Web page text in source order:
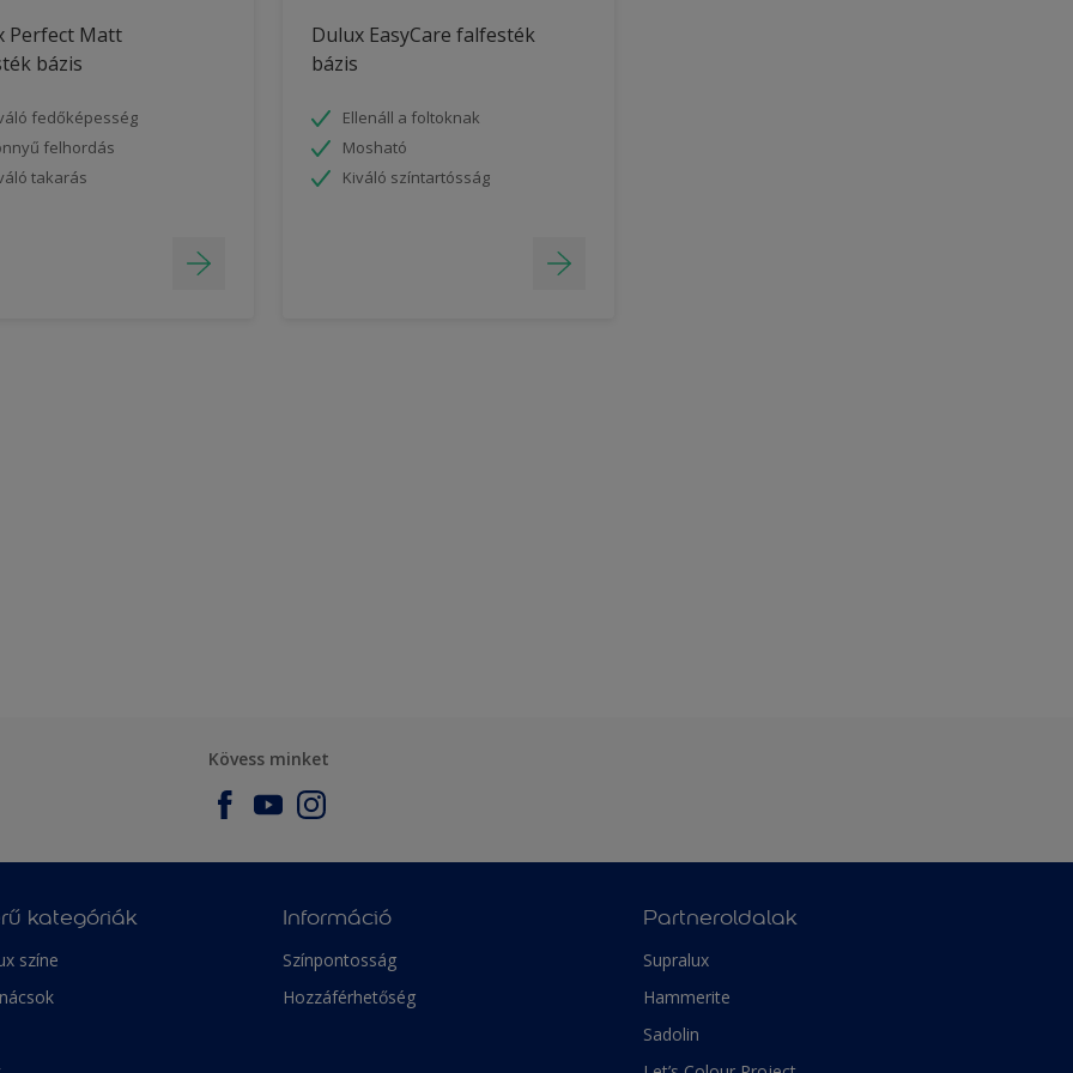
Perfect Matt
bázis
fedőképesség
felhordás
takarás
Dulux EasyCare falfesték
bázis
Ellenáll a foltoknak
Mosható
Kiváló színtartósság
Kövess minket
kategóriák
színe
Információ
Színpontosság
Hozzáférhetőség
Partneroldalak
Supralux
Hammerite
Sadolin